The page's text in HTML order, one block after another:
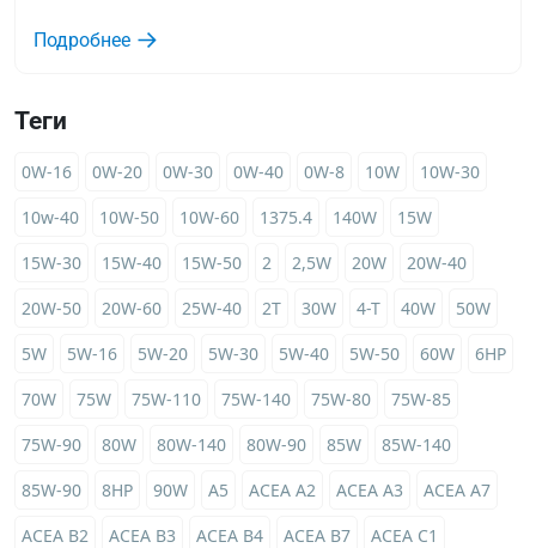
Теги
0W-16 0W-20 0W-30 0W-40 0W-8 10W
10W-30
10w-40
10W-50 10W-60 1375.4 140W
15W
15W-30
15W-40 15W-50 2 2,5W 20W
20W-40
20W-50
20W-60 25W-40 2T 30W 4-T 40W
50W
5W
5W-16 5W-20 5W-30 5W-40 5W-50 60W
6HP
70W
75W 75W-110 75W-140 75W-80
75W-85
75W-90
80W 80W-140 80W-90 85W
85W-140
85W-90
8HP 90W A5 ACEA A2 ACEA A3
ACEA A7
ACEA B2
ACEA B3 ACEA B4 ACEA B7
ACEA C1
Подробнее